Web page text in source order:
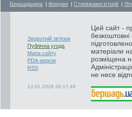
Бершадщина | Форуми | Сторінками історії |
Зворотній зв'язок
Публічна угода
Мапа сайту
PDA-версія
RSS
13.01.2026 20:17:48
Цей сайт -
матеріали
розміщена
не несе